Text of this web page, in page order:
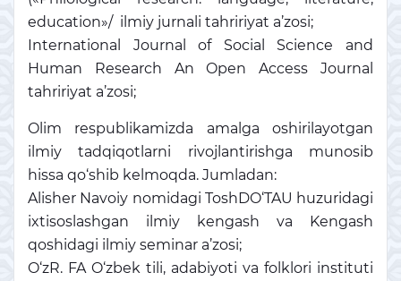
education»/ ilmiy jurnali tahririyat a’zosi;
International Journal of Social Science and
Human Research An Open Access Journal
tahririyat a’zosi;
Olim respublikamizda amalga oshirilayotgan
ilmiy tadqiqotlarni rivojlantirishga munosib
hissa qo‘shib kelmoqda. Jumladan:
Alisher Navoiy nomidagi ToshDO‘TAU huzuridagi
ixtisoslashgan ilmiy kengash va Kengash
qoshidagi ilmiy seminar a’zosi;
O‘zR. FA O‘zbek tili, adabiyoti va folklori instituti